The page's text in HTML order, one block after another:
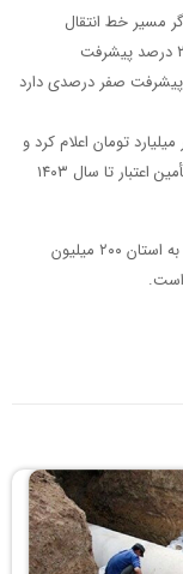
مسیر خط انتقال
سیرجان که با بقیه استان‌ها مشترک است لحاظ شود ۲۰ درصد پیشرفت
صفر درصدی دارد
هزینه و بودجه موردنیاز را حدود ۵۰ هزار میلیارد تومان اعلام کرد و
گفت: زمان‌بندی اجرای طرح و افتتاح پروژه در صورت تأمین اعتبار تا سال ۱۴۰۳
به گفته مدیرعامل شرکت آب صفه حجم انتقال آب دریا به استان ۲۰۰ میلیون